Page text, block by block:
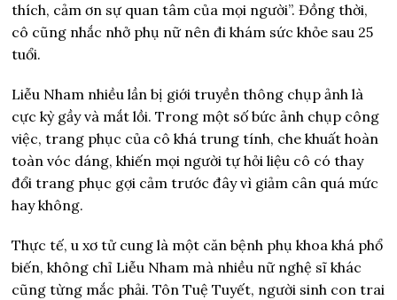
thích, cảm ơn sự quan tâm của mọi người”. Đồng thời,
cô cũng nhắc nhở phụ nữ nên đi khám sức khỏe sau 25
tuổi.
Liễu Nham nhiều lần bị giới truyền thông chụp ảnh là
cực kỳ gầy và mắt lồi. Trong một số bức ảnh chụp công
việc, trang phục của cô khá trung tính, che khuất hoàn
toàn vóc dáng, khiến mọi người tự hỏi liệu cô có thay
đổi trang phục gợi cảm trước đây vì giảm cân quá mức
hay không.
Thực tế, u xơ tử cung là một căn bệnh phụ khoa khá phổ
biến, không chỉ Liễu Nham mà nhiều nữ nghệ sĩ khác
cũng từng mắc phải. Tôn Tuệ Tuyết, người sinh con trai